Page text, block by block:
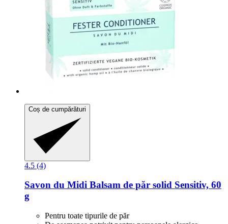
Coș de cumpărături
4.5 (4)
Savon du Midi Balsam de păr solid Sensitiv, 60
g
Pentru toate tipurile de păr